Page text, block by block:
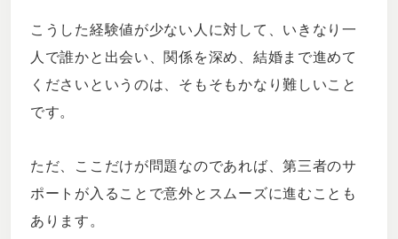
こうした経験値が少ない人に対して、いきなり一
人で誰かと出会い、関係を深め、結婚まで進めて
くださいというのは、そもそもかなり難しいこと
です。
ただ、ここだけが問題なのであれば、第三者のサ
ポートが入ることで意外とスムーズに進むことも
あります。